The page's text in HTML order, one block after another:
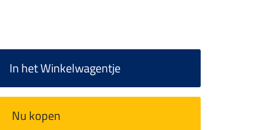
In het Winkelwagentje
Nu kopen